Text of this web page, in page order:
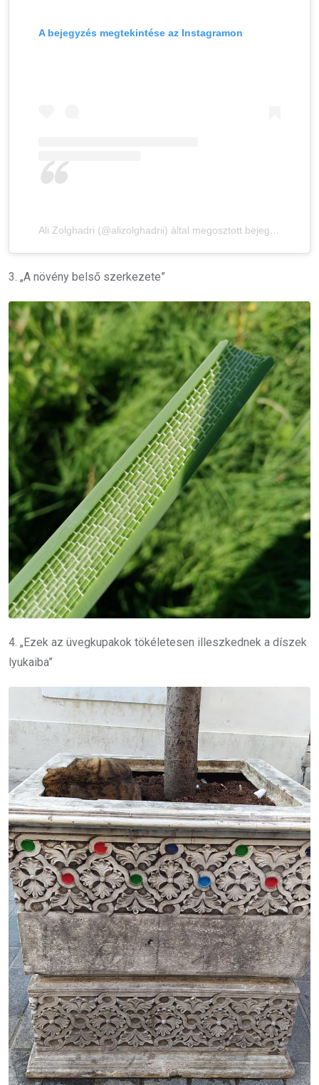
A bejegyzés megtekintése az Instagramon
Ali Zolghadri (@alizolghadrii) által megosztott bejegyzés
3. „A növény belső szerkezete”
4. „Ezek az üvegkupakok tökéletesen illeszkednek a díszek
lyukaiba”